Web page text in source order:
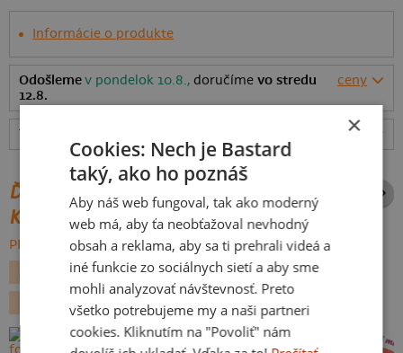
Informácie o produkte
Odošlemev pondelok 10.8., doručímevo stredu
12.8.
ceny
rozmery
ĎALŠIE POTLAČE Z ROVNAKEJ
KATEGÓRIE
PREHĽADÁVAŤ VŠETKO:
TURISTIKA
HUBÁRENIE
PRE BABIČKU A DEDA
×
Cookies: Nech je Bastard
taký, ako ho poznáš
Aby náš web fungoval, tak ako moderný
web má, aby ťa neobťažoval nevhodný
obsah a reklama, aby sa ti prehrali videá a
iné funkcie zo sociálnych sietí a aby sme
mohli analyzovať návštevnosť. Preto
všetko potrebujeme my a naši partneri
cookies. Kliknutím na "Povoliť" nám